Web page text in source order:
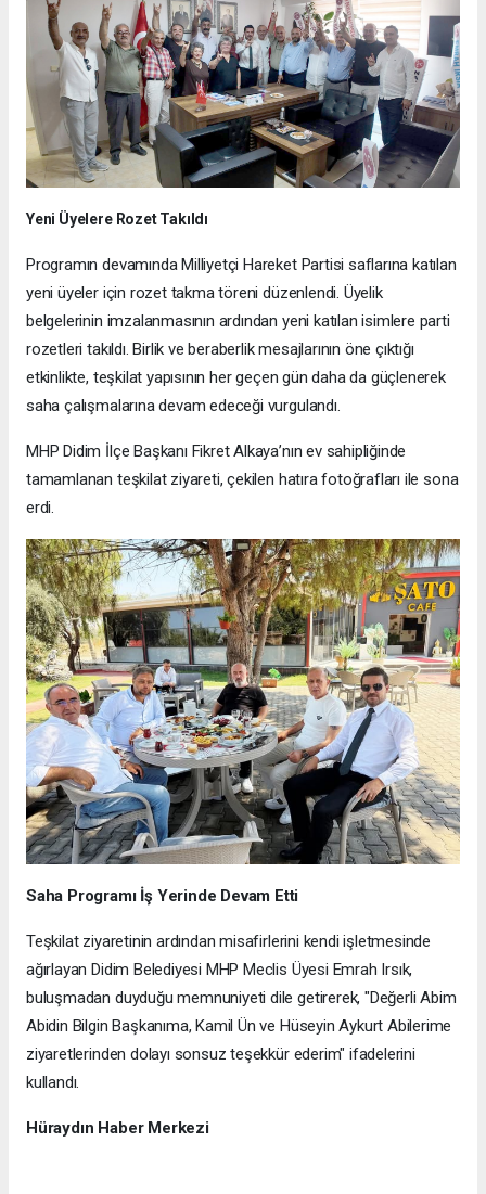
Yeni Üyelere Rozet Takıldı
Programın devamında Milliyetçi Hareket Partisi saflarına katılan
yeni üyeler için rozet takma töreni düzenlendi. Üyelik
belgelerinin imzalanmasının ardından yeni katılan isimlere parti
rozetleri takıldı. Birlik ve beraberlik mesajlarının öne çıktığı
etkinlikte, teşkilat yapısının her geçen gün daha da güçlenerek
saha çalışmalarına devam edeceği vurgulandı.
MHP Didim İlçe Başkanı Fikret Alkaya’nın ev sahipliğinde
tamamlanan teşkilat ziyareti, çekilen hatıra fotoğrafları ile sona
erdi.
Saha Programı İş Yerinde Devam Etti
Teşkilat ziyaretinin ardından misafirlerini kendi işletmesinde
ağırlayan Didim Belediyesi MHP Meclis Üyesi Emrah Irsık,
buluşmadan duyduğu memnuniyeti dile getirerek, "Değerli Abim
Abidin Bilgin Başkanıma, Kamil Ün ve Hüseyin Aykurt Abilerime
ziyaretlerinden dolayı sonsuz teşekkür ederim" ifadelerini
kullandı.
Hüraydın Haber Merkezi